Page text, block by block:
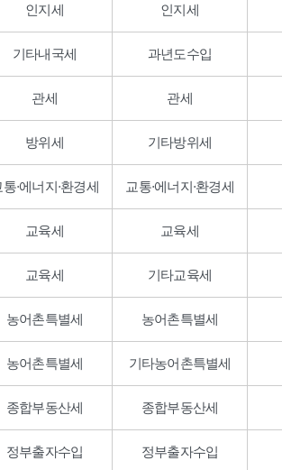
인지세 인지세
기타내국세 과년도수입
관세 관세
방위세 기타방위세
통·에너지·환경세 교통·에너지·환경세
교육세 교육세
교육세 기타교육세
농어촌특별세 농어촌특별세
농어촌특별세 기타농어촌특별세
종합부동산세 종합부동산세
정부출자수입 정부출자수입